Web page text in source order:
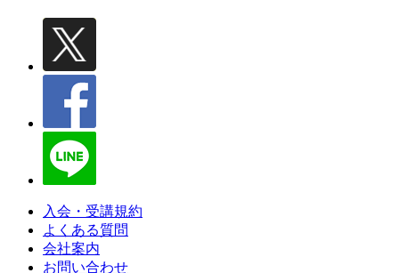
入会・受講規約
よくある質問
会社案内
お問い合わせ